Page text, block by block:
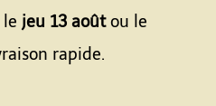
jeu 13 aoûtou le
rapide.